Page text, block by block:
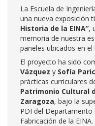
La Escuela de
una nueva exposición
Historia de la EINA”,
memoria de nuestra
paneles ubicados en
El proyecto ha sido
Vázquez y Sofía
prácticas curriculares
Patrimonio Cultural
Zaragoza, bajo la
PDI del Departamento
Fabricación de la EINA.